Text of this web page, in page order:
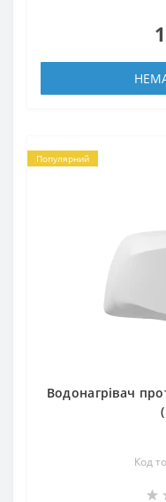
Популярний
Водонагрівач
Код